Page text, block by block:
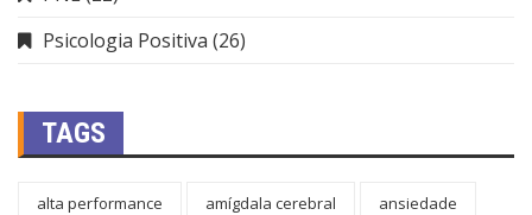
Psicologia Positiva (26)
TAGS
alta performance amígdala cerebral ansiedade